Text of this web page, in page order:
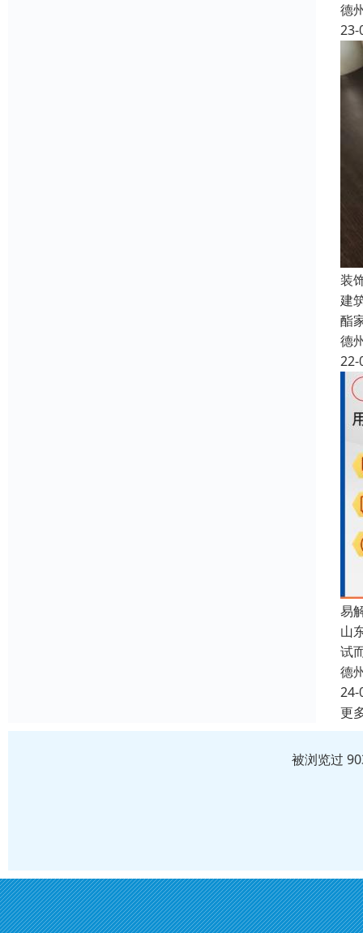
德
23-
装
建
酯
德
22-
易
山
试
德
24-
更
被浏览过